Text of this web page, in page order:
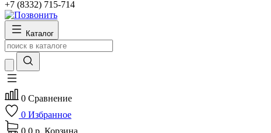
+7 (8332) 715-714
Каталог
0 Сравнение
0 Избранное
0 0 р. Корзина